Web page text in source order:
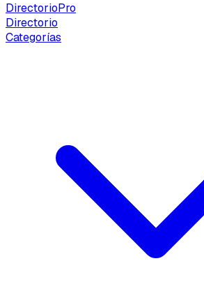
DirectorioPro
Directorio
Categorías